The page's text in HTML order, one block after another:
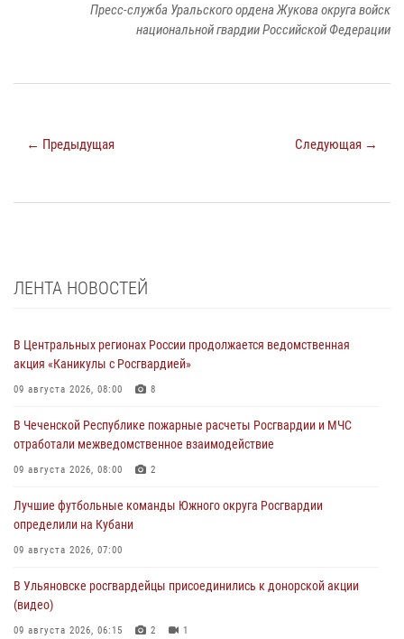
Пресс-служба Уральского ордена Жукова округа войск
национальной гвардии Российской Федерации
← Предыдущая Следующая →
ЛЕНТА НОВОСТЕЙ
В Центральных регионах России продолжается ведомственная
акция «Каникулы с Росгвардией»
09 августа 2026, 08:00 8
В Чеченской Республике пожарные расчеты Росгвардии и МЧС
отработали межведомственное взаимодействие
09 августа 2026, 08:00 2
Лучшие футбольные команды Южного округа Росгвардии
определили на Кубани
09 августа 2026, 07:00
В Ульяновске росгвардейцы присоединились к донорской акции
(видео)
09 августа 2026, 06:15 2 1